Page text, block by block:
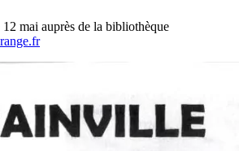
mai auprès de la bibliothèque